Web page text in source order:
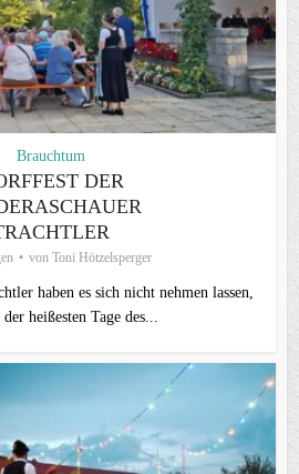
Brauchtum
DER
von Toni Hötzelsperger
haben es sich nicht nehmen lassen,
heißesten Tage des...